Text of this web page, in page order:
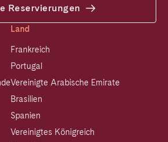
Reservierungen
Land
Frankreich
Portugal
Vereinigte Arabische Emirate
Brasilien
Spanien
Vereinigtes Königreich